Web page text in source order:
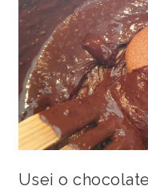
Usei o